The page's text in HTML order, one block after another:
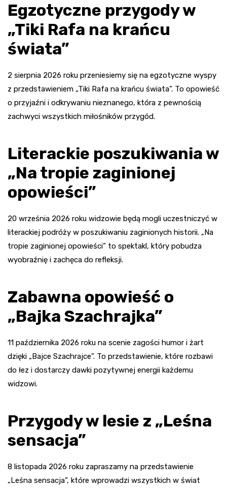
Egzotyczne przygody w
„Tiki Rafa na krańcu
świata”
2 sierpnia 2026 roku przeniesiemy się na egzotyczne wyspy
z przedstawieniem „Tiki Rafa na krańcu świata”. To opowieść
o przyjaźni i odkrywaniu nieznanego, która z pewnością
zachwyci wszystkich miłośników przygód.
Literackie poszukiwania w
„Na tropie zaginionej
opowieści”
20 września 2026 roku widzowie będą mogli uczestniczyć w
literackiej podróży w poszukiwaniu zaginionych historii. „Na
tropie zaginionej opowieści” to spektakl, który pobudza
wyobraźnię i zachęca do refleksji.
Zabawna opowieść o
„Bajka Szachrajka”
11 października 2026 roku na scenie zagości humor i żart
dzięki „Bajce Szachrajce”. To przedstawienie, które rozbawi
do łez i dostarczy dawki pozytywnej energii każdemu
widzowi.
Przygody w lesie z „Leśna
sensacja”
8 listopada 2026 roku zapraszamy na przedstawienie
„Leśna sensacja”, które wprowadzi wszystkich w świat